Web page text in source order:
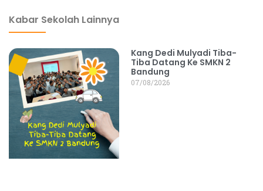
Kabar Sekolah Lainnya
Kang Dedi Mulyadi Tiba-
Tiba Datang Ke SMKN 2
Bandung
07/08/2026